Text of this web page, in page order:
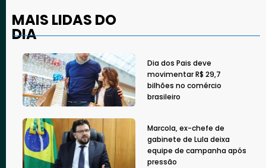
MAIS LIDAS DO
DIA
Dia dos Pais deve
movimentar R$ 29,7
bilhões no comércio
brasileiro
Marcola, ex-chefe de
gabinete de Lula deixa
equipe de campanha após
pressão